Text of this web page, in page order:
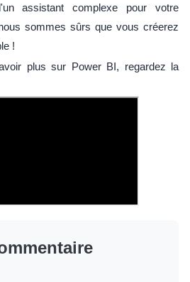
assistant complexe pour votre
sommes sûrs que vous créerez
!
plus sur Power BI, regardez la